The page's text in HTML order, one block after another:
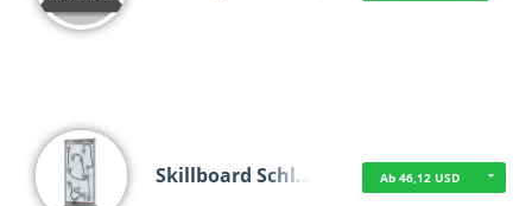
Skillboard Schl… Ab 46,12 USD